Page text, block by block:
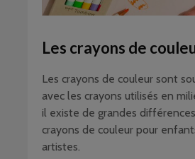
Les crayons de
Les crayons de couleur sont
avec les crayons utilisés en
il existe de grandes
crayons de couleur pour
artistes.